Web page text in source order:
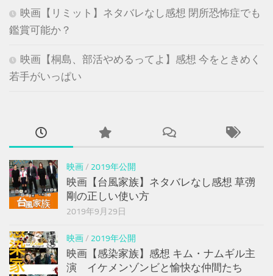
映画【リミット】ネタバレなし感想 閉所恐怖症でも
鑑賞可能か？
映画【桐島、部活やめるってよ】感想 今をときめく
若手がいっぱい
映画/ 2019年公開
映画【台風家族】ネタバレなし感想 草彅
剛の正しい使い方
2019年9月29日
映画/ 2019年公開
映画【感染家族】感想 キム・ナムギル主
演 イケメンゾンビと愉快な仲間たち